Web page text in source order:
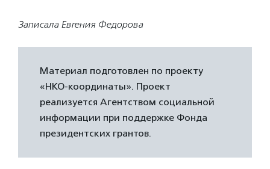
Записала Евгения Федорова
Материал подготовлен по проекту
«НКО-координаты». Проект
реализуется Агентством социальной
информации при поддержке Фонда
президентских грантов.